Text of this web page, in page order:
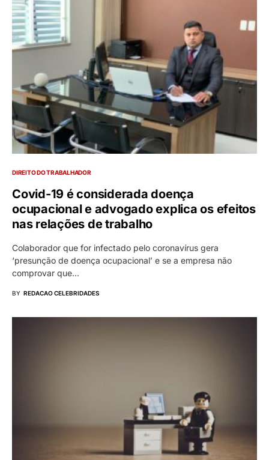
DIREITO DO TRABALHADOR
Covid-19 é considerada doença
ocupacional e advogado explica os efeitos
nas relações de trabalho
Colaborador que for infectado pelo coronavírus gera
‘presunção de doença ocupacional’ e se a empresa não
comprovar que…
BY REDACAO CELEBRIDADES